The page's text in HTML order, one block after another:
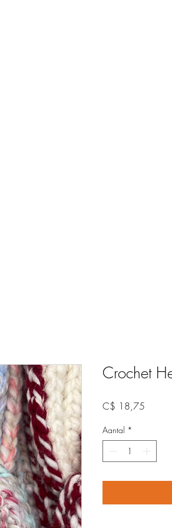
Crochet
C$ 18,75
Aantal *